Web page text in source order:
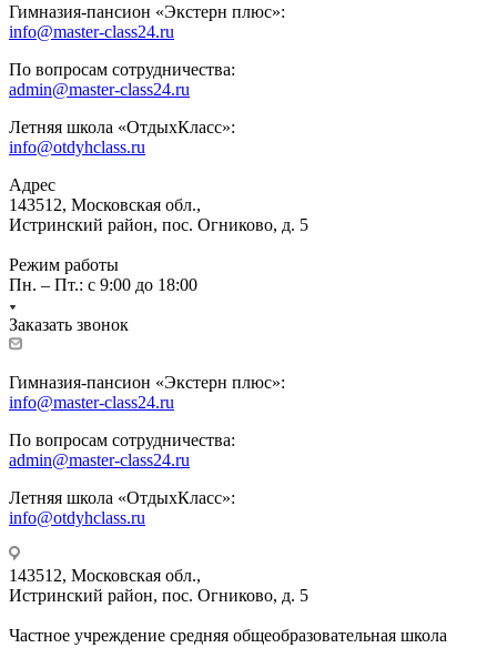
Гимназия-пансион «Экстерн плюс»:
info@master-class24.ru
По вопросам сотрудничества:
admin@master-class24.ru
Летняя школа «ОтдыхКласс»:
info@otdyhclass.ru
Адрес
143512, Московская обл.,
Истринский район, пос. Огниково, д. 5
Режим работы
Пн. – Пт.: с 9:00 до 18:00
Заказать звонок
Гимназия-пансион «Экстерн плюс»:
info@master-class24.ru
По вопросам сотрудничества:
admin@master-class24.ru
Летняя школа «ОтдыхКласс»:
info@otdyhclass.ru
143512, Московская обл.,
Истринский район, пос. Огниково, д. 5
Частное учреждение средняя общеобразовательная школа